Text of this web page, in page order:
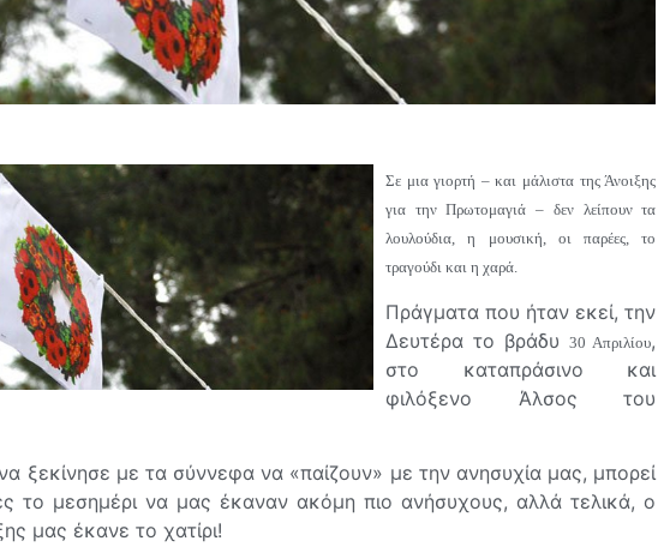
Σε μια γιορτή – και μάλιστα της Άνοιξης
για την Πρωτομαγιά – δεν λείπουν τα
λουλούδια, η μουσική, οι παρέες, το
τραγούδι και η χαρά.
Πράγματα που ήταν εκεί, την
Δευτέρα το βράδυ30 Απριλίου,
στο καταπράσινο και
φιλόξενο Άλσος του
ξεκίνησε με τα σύννεφα να «παίζουν» με την ανησυχία μας, μπορεί
το μεσημέρι να μας έκαναν ακόμη πιο ανήσυχους, αλλά τελικά, ο
μας έκανε το χατίρι!